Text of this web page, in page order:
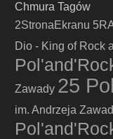
Chmura Tagów
2StronaEkranu
Dio - King of Rock
Zawady 25
im. Andrzeja